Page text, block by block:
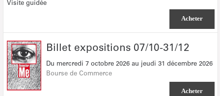
Visite guidée
Acheter
Billet
expositions
07/10-
31/12
Billet expositions 07/10-31/12
Du mercredi 7 octobre 2026 au
jeudi 31 décembre 2026
Bourse de Commerce
Acheter